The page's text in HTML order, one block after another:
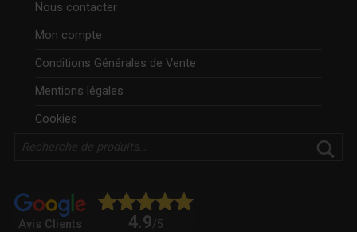
Nous contacter
Mon compte
Conditions Générales de Vente
Mentions légales
Cookies
Avis Clients 4.9/5